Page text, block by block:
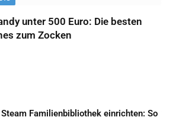
unter 500 Euro: Die besten
zum Zocken
Steam Familienbibliothek einrichten: So